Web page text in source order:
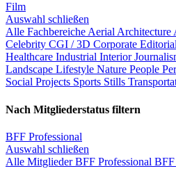
Film
Auswahl schließen
Alle Fachbereiche Aerial Architecture
Celebrity CGI / 3D Corporate Editorial
Healthcare Industrial Interior
Landscape Lifestyle Nature People
Social Projects Sports Stills
Nach Mitgliederstatus filtern
BFF Professional
Auswahl schließen
Alle MitgliederBFF Professional